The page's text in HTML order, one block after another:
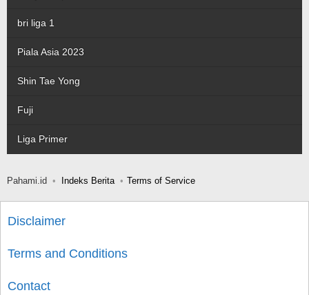
bri liga 1
Piala Asia 2023
Shin Tae Yong
Fuji
Liga Primer
Pahami.id Indeks Berita Terms of Service
Disclaimer
Terms and Conditions
Contact